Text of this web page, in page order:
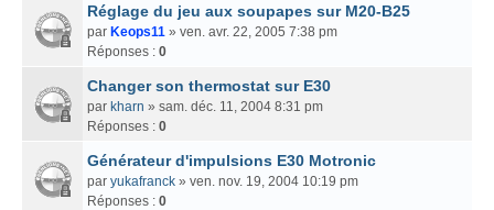
Réglage du jeu aux soupapes sur M20-B25
par Keops11 » ven. avr. 22, 2005 7:38 pm
Réponses : 0
Changer son thermostat sur E30
par kharn » sam. déc. 11, 2004 8:31 pm
Réponses : 0
Générateur d'impulsions E30 Motronic
par yukafranck » ven. nov. 19, 2004 10:19 pm
Réponses : 0